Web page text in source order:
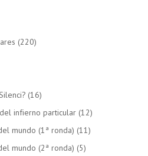
(220)
(16)
infierno particular (12)
mundo (1ª ronda) (11)
mundo (2ª ronda) (5)